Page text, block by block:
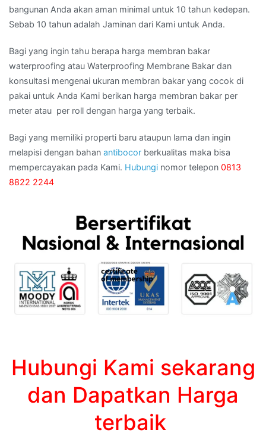
bangunan Anda akan aman minimal untuk 10 tahun kedepan.
Sebab 10 tahun adalah Jaminan dari Kami untuk Anda.
Bagi yang ingin tahu berapa harga membran bakar
waterproofing atau Waterproofing Membrane Bakar dan
konsultasi mengenai ukuran membran bakar yang cocok di
pakai untuk Anda Kami berikan harga membran bakar per
meter atau per roll dengan harga yang terbaik.
Bagi yang memiliki properti baru ataupun lama dan ingin
melapisi dengan bahan antibocor berkualitas maka bisa
mempercayakan pada Kami. Hubungi nomor telepon 0813
8822 2244
Hubungi Kami sekarang
dan Dapatkan Harga
terbaik